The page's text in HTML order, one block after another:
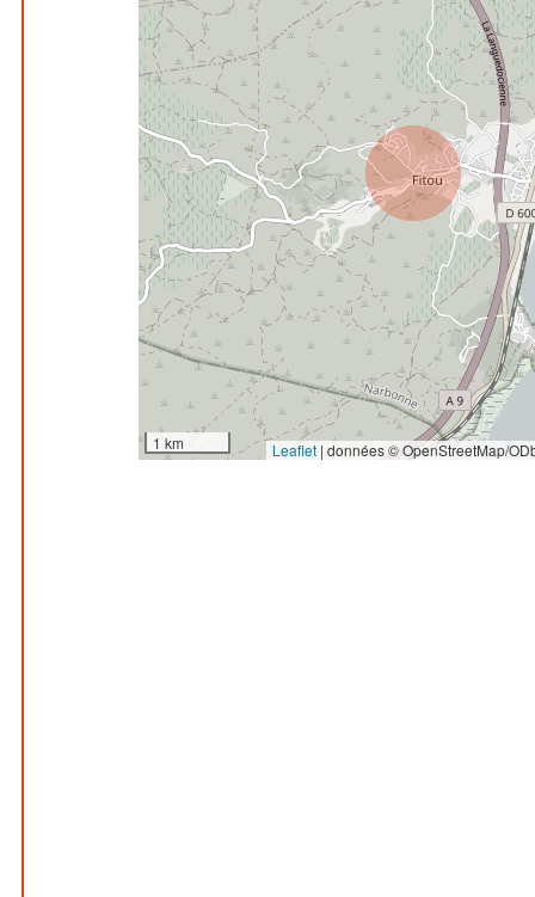
1 km Leaflet | données © OpenStreetMap/